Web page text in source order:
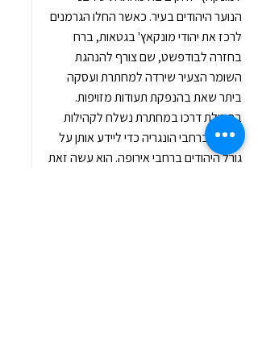
הנוער היהודים בעיר. כאשר החלו הגרמנים
לרכז את יהודי מונקאץ' בגטאות, ברח
בחזרה לבודפשט, שם צורף להנהגת
השומר הצעיר שירדה למחתרת ועסקה
ביתר שאת בהנפקת תעודות מזויפות.
בתחילת דרכו במחתרת נשלח לקהילות
יהודיות ברחבי הונגריה כדי ליידע אותן על
גורל היהודים ברחבי אירופה. הוא עשה זאת